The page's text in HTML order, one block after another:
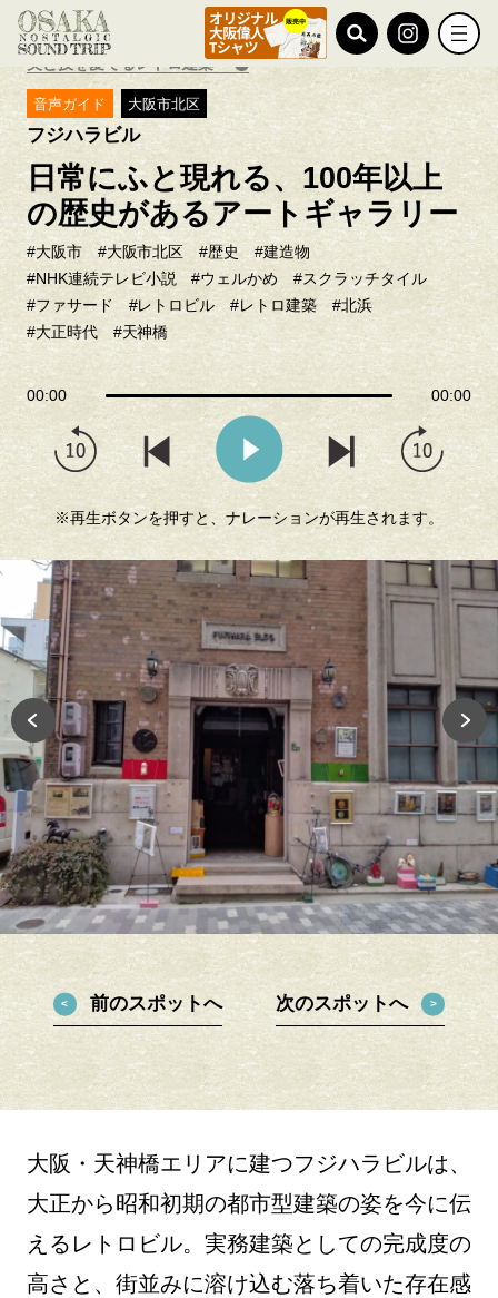
TOP フジハラビル
美と技を愛でるレトロ建築
音声ガイド 大阪市北区
フジハラビル
日常にふと現れる、100年以上
の歴史があるアートギャラリー
#大阪市 #大阪市北区 #歴史
#建造物
#NHK連続テレビ小説
#ウェルかめ
#スクラッチタイル
#ファサード
#レトロビル #レトロ建築
#北浜
#大正時代
#天神橋
00:00 00:00
※再生ボタンを押すと、ナレーションが再生されます。
前のスポットへ 次のスポットへ
大阪・天神橋エリアに建つフジハラビルは、
大正から昭和初期の都市型建築の姿を今に伝
えるレトロビル。実務建築としての完成度の
高さと、街並みに溶け込む落ち着いた存在感